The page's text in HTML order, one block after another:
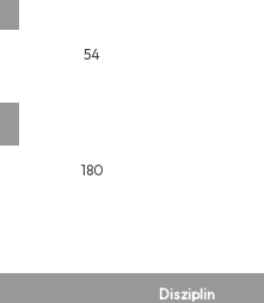
54
180
Disziplin